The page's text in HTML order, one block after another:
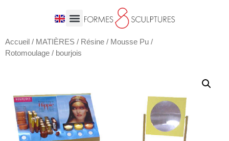
Accueil / MATIÈRES / Résine / Mousse Pu /
Rotomoulage / bourjois